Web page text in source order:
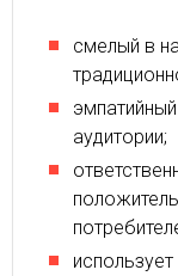
смелый в
аудитории;